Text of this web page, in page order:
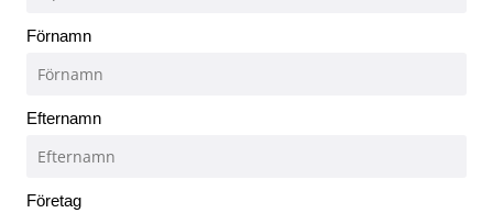
Förnamn
Efternamn
Företag